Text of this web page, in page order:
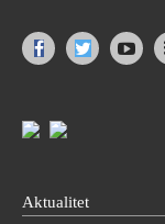
Aktualitet